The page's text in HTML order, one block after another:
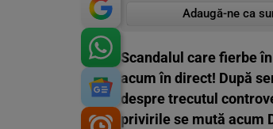
Adaugă-ne ca
Scandalul care fierbe
acum în direct! După
despre trecutul
privirile se mută acum